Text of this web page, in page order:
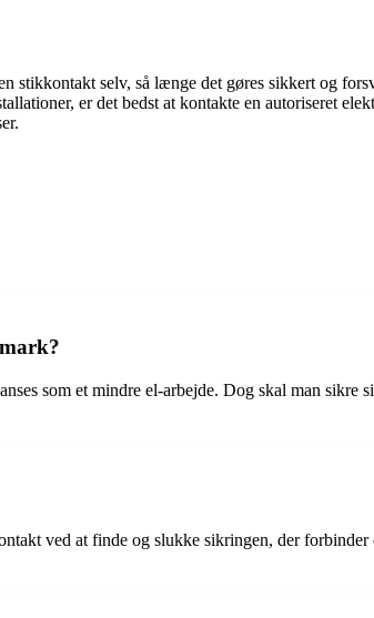
selv, så længe det gøres sikkert og
er det bedst at kontakte en autoriseret
som et mindre el-arbejde. Dog skal man
ved at finde og slukke sikringen, der